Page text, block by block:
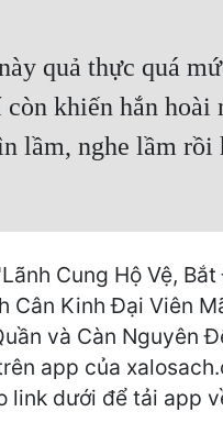
quả thực quá
còn khiến hắn hoài
lầm, nghe lầm rồi
Cung Hộ Vệ,
Cân Kinh Đại Viên
và Càn Nguyên
app của
link dưới để tải app